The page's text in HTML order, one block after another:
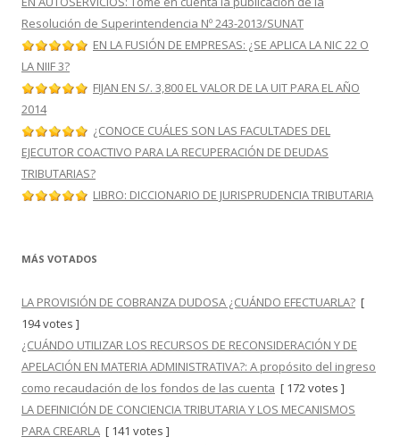
Resolución de Superintendencia Nº 243-2013/SUNAT
EN LA FUSIÓN DE EMPRESAS: ¿SE APLICA LA NIC 22 O
LA NIIF 3?
FIJAN EN S/. 3,800 EL VALOR DE LA UIT PARA EL AÑO
2014
¿CONOCE CUÁLES SON LAS FACULTADES DEL
EJECUTOR COACTIVO PARA LA RECUPERACIÓN DE DEUDAS
TRIBUTARIAS?
LIBRO: DICCIONARIO DE JURISPRUDENCIA TRIBUTARIA
MÁS VOTADOS
LA PROVISIÓN DE COBRANZA DUDOSA ¿CUÁNDO EFECTUARLA? [
194 votes ]
¿CUÁNDO UTILIZAR LOS RECURSOS DE RECONSIDERACIÓN Y DE
APELACIÓN EN MATERIA ADMINISTRATIVA?: A propósito del ingreso
como recaudación de los fondos de las cuenta [ 172 votes ]
LA DEFINICIÓN DE CONCIENCIA TRIBUTARIA Y LOS MECANISMOS
PARA CREARLA [ 141 votes ]